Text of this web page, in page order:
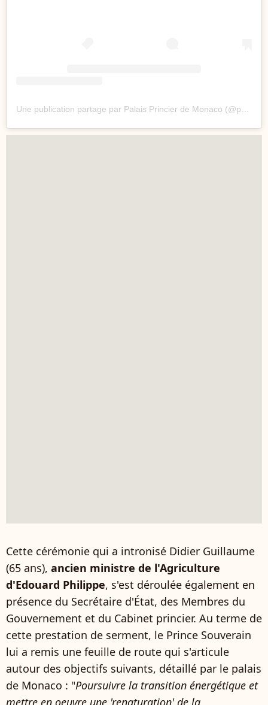
Cette cérémonie qui a intronisé Didier Guillaume
(65 ans), ancien ministre de l'Agriculture
d'Edouard Philippe, s'est déroulée également en
présence du Secrétaire d'État, des Membres du
Gouvernement et du Cabinet princier. Au terme de
cette prestation de serment, le Prince Souverain
lui a remis une feuille de route qui s'articule
autour des objectifs suivants, détaillé par le palais
de Monaco : "Poursuivre la transition énergétique et
mettre en oeuvre une 'renaturation' de la